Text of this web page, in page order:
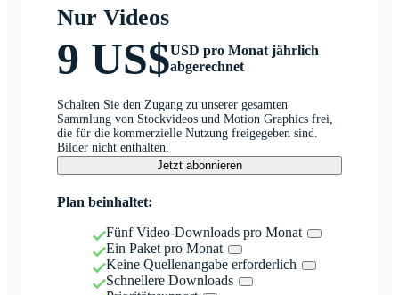
Nur Videos
9 US$USD pro Monat jährlich
abgerechnet
Schalten Sie den Zugang zu unserer gesamten
Sammlung von Stockvideos und Motion Graphics frei,
die für die kommerzielle Nutzung freigegeben sind.
Bilder nicht enthalten.
Jetzt abonnieren
Plan beinhaltet:
Fünf Video-Downloads pro Monat
Ein Paket pro Monat
Keine Quellenangabe erforderlich
Schnellere Downloads